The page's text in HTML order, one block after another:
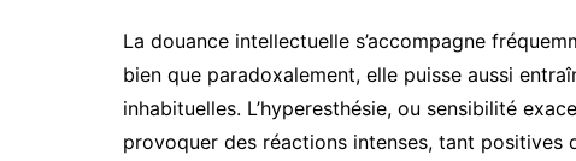
La douance intellectuelle s’accompagne
bien que paradoxalement, elle puisse aussi
inhabituelles. L’hyperesthésie, ou sensibilité
provoquer des réactions intenses, tant positives